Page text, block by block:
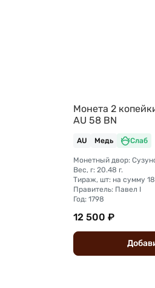
Монета 2
AU 58 BN
AU Медь Слаб
Монетный двор:
Вес, г: 20.48 г.
Правитель: Павел I
Год: 1798
12 500 ₽